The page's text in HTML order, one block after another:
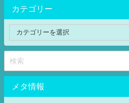
カテゴリー
メタ情報